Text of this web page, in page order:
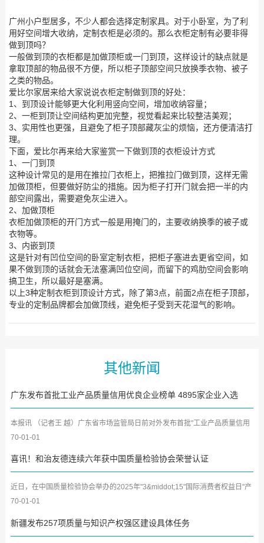
广州小户型居多，不少人都会选择定制家具。对于小卧室，为了利
用好空间增大收纳，定制衣柜是必须的。那么衣柜定制有必要非得
做到顶吗？
一般做到顶的衣柜都是加做顶柜或一门到顶，这样设计的缺点就是
拿取顶部的物品很不方便，所以柜子顶部空间只放换季衣物、被子
之类的物品。
爱比尔家居来给大家说说衣柜定制做到顶的好处：
1、到顶设计能够更大化利用竖向空间，增加收纳容量；
2、一柜到顶让空间结构更加完整，视觉看起来比较整洁美观；
3、实用性也更强，且避免了柜子顶部藏灰尘的烦恼，还方便清洁打
理。
下面，爱比尔再来给大家鉴赏一下做到顶的衣柜设计方式
1、一门到顶
这种设计常见的是用在推拉门衣柜上，把推拉门做到顶，这样无需
加做顶柜，但要做好防尘的措施。因为柜子打开门就会把一半的内
部空间露出，需要避免灰尘进入。
2、加做顶柜
衣柜加做顶柜的开门方式一般是用掩门的，主要收纳换季的被子或
衣物等。
3、内嵌到顶
这是针对有凹位空间的卧室定制衣柜，把柜子塞进去更省空间，如
果不做到顶的话就会无法塞满凹位空间，而留下的鸡肋空间会影响
搞卫生，所以最好是塞满。
以上3种定制衣柜到顶设计方式，除了第3点，前面2点在柜子顶部，
专业的定制品牌都会加做顶线，避免柜子受到天花湿气的影响。
其他新闻
广东发布首批工业产品质量信用优良企业榜单 4895家企业入选
本报讯 （记者王 越）广东省市场监管局日前对外发布首批"工业产品质量信用
优良企业榜单"，共4895...
70-01-01
喜讯！和治友德连续六年获中国质量检验协会荣誉认证
近日，在中国质量检验协会举办的2025年"3&middot;15"国际消费者权益日"产
品和服务质量诚信承诺"主...
70-01-01
新疆发布257项质量与知识产权强区建设具体任务